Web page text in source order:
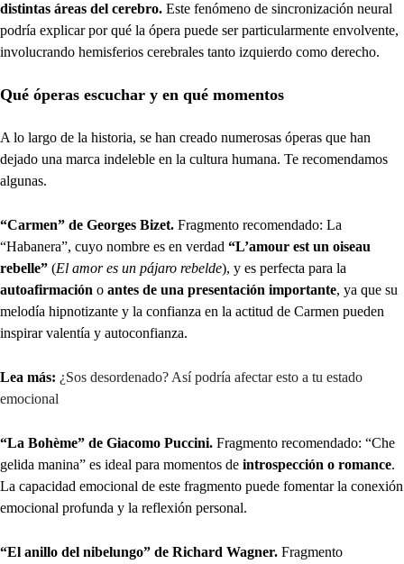
distintas áreas del cerebro. Este fenómeno de sincronización neural
podría explicar por qué la ópera puede ser particularmente envolvente,
involucrando hemisferios cerebrales tanto izquierdo como derecho.
Qué óperas escuchar y en qué momentos
A lo largo de la historia, se han creado numerosas óperas que han
dejado una marca indeleble en la cultura humana. Te recomendamos
algunas.
“Carmen” de Georges Bizet. Fragmento recomendado: La
“Habanera”, cuyo nombre es en verdad “L’amour est un oiseau
rebelle” (El amor es un pájaro rebelde), y es perfecta para la
autoafirmación o antes de una presentación importante, ya que su
melodía hipnotizante y la confianza en la actitud de Carmen pueden
inspirar valentía y autoconfianza.
Lea más: ¿Sos desordenado? Así podría afectar esto a tu estado
emocional
“La Bohème” de Giacomo Puccini. Fragmento recomendado: “Che
gelida manina” es ideal para momentos de introspección o romance.
La capacidad emocional de este fragmento puede fomentar la conexión
emocional profunda y la reflexión personal.
“El anillo del nibelungo” de Richard Wagner. Fragmento